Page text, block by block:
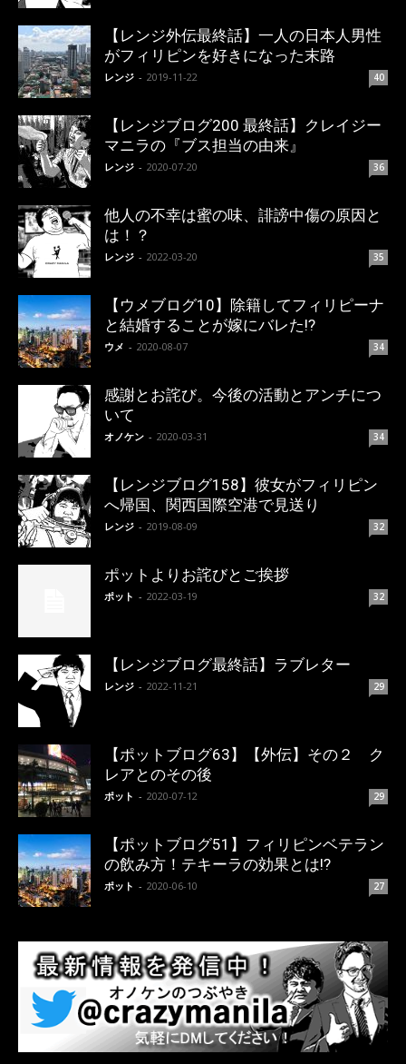
【レンジ外伝最終話】一人の日本人男性
がフィリピンを好きになった末路
レンジ - 2019-11-22 40
【レンジブログ200 最終話】クレイジー
マニラの『ブス担当の由来』
レンジ - 2020-07-20 36
他人の不幸は蜜の味、誹謗中傷の原因と
は！？
レンジ - 2022-03-20 35
【ウメブログ10】除籍してフィリピーナ
と結婚することが嫁にバレた!?
ウメ - 2020-08-07 34
感謝とお詫び。今後の活動とアンチにつ
いて
オノケン - 2020-03-31 34
【レンジブログ158】彼女がフィリピン
へ帰国、関西国際空港で見送り
レンジ - 2019-08-09 32
ポットよりお詫びとご挨拶
ポット - 2022-03-19 32
【レンジブログ最終話】ラブレター
レンジ - 2022-11-21 29
【ポットブログ63】【外伝】その２ ク
レアとのその後
ポット - 2020-07-12 29
【ポットブログ51】フィリピンベテラン
の飲み方！テキーラの効果とは!?
ポット - 2020-06-10 27